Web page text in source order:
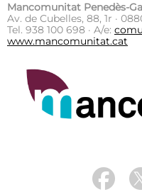
Mancomunitat Penedès-
Av. de Cubelles, 88, 1r ·
Tel. 938 100 698 · A/e:
www.mancomunitat.cat